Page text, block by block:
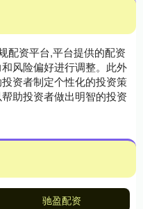
配资平台,平台提供的配资
风险偏好进行调整。此外
资者制定个性化的投资策
助投资者做出明智的投资
驰盈配资